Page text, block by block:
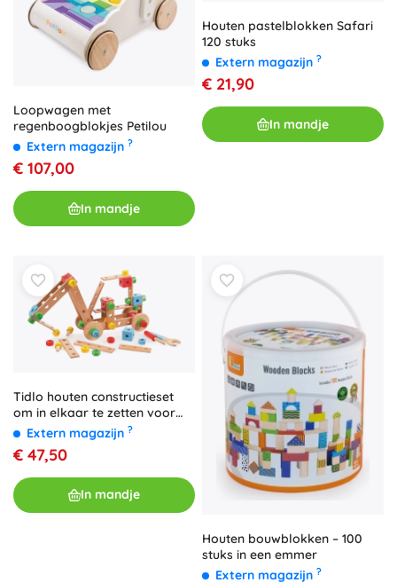
Loopwagen met
regenboogblokjes Petilou
Extern magazijn ?
€ 107,00
In mandje
Houten pastelblokken Safari
120 stuks
Extern magazijn ?
€ 21,90
In mandje
Tidlo houten constructieset
om in elkaar te zetten voor
kinderen
Extern magazijn ?
€ 47,50
In mandje
Houten bouwblokken – 100
stuks in een emmer
Extern magazijn ?